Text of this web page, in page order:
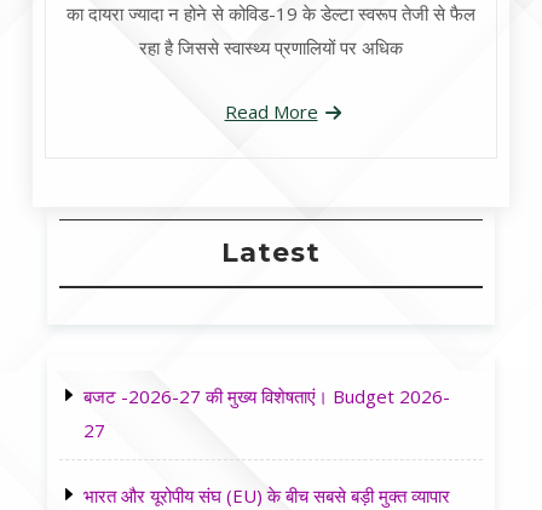
का दायरा ज्यादा न होने से कोविड-19 के डेल्टा स्वरूप तेजी से फैल
रहा है जिससे स्वास्थ्य प्रणालियों पर अधिक
Read More
Latest
बजट -2026-27 की मुख्य विशेषताएं। Budget 2026-
27
भारत और यूरोपीय संघ (EU) के बीच सबसे बड़ी मुक्त व्यापार